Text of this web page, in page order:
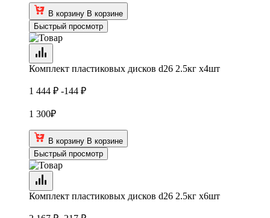
В корзину В корзине
Быстрый просмотр
Комплект пластиковых дисков d26 2.5кг х4шт
1 444 ₽ -144 ₽
1 300₽
В корзину В корзине
Быстрый просмотр
Комплект пластиковых дисков d26 2.5кг х6шт